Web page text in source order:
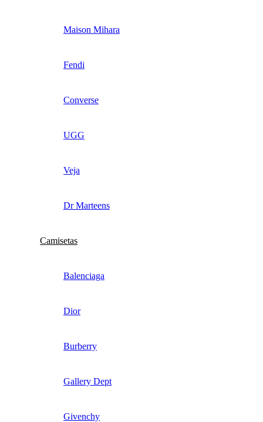
Maison Mihara
Fendi
Converse
UGG
Veja
Dr Marteens
Camisetas
Balenciaga
Dior
Burberry
Gallery Dept
Givenchy